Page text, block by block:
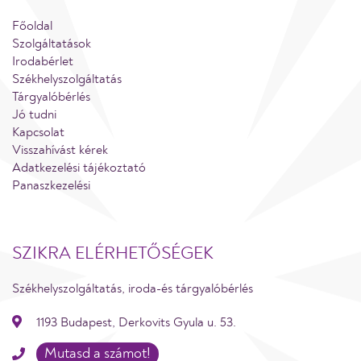
Főoldal
Szolgáltatások
Irodabérlet
Székhelyszolgáltatás
Tárgyalóbérlés
Jó tudni
Kapcsolat
Visszahívást kérek
Adatkezelési tájékoztató
Panaszkezelési
SZIKRA ELÉRHETŐSÉGEK
Székhelyszolgáltatás, iroda-és tárgyalóbérlés
1193 Budapest, Derkovits Gyula u. 53.
Mutasd a számot!